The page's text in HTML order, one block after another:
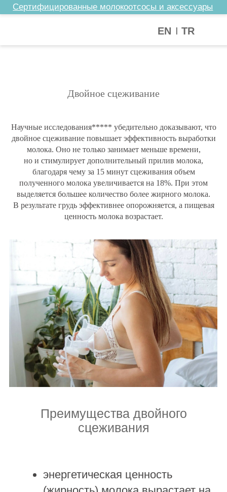
Сертифицированные молокоотсосы и аксессуары
Двойное сцеживание
Научные исследования***** убедительно доказывают, что
двойное сцеживание повышает эффективность выработки
молока. Оно не только занимает меньше времени,
но и стимулирует дополнительный прилив молока,
благодаря чему за 15 минут сцеживания объем
полученного молока увеличивается на 18%. При этом
выделяется большее количество более жирного молока.
В результате грудь эффективнее опорожняется, а пищевая
ценность молока возрастает.
Преимущества двойного
сцеживания
энергетическая ценность
(жирность) молока вырастает на
8,3 %
выработка молока
увеличивается на 18% с каждой
до 2 часов в сутки
более жирное молоко особенно